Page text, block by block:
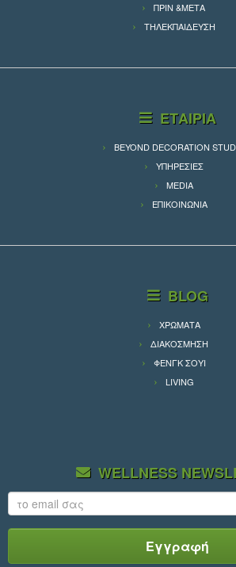
ΠΡΙΝ &ΜΕΤΑ
ΤΗΛΕΚΠΑΙΔΕΥΣΗ
ΕΤΑΙΡΙΑ
BEYOND DECORATION
ΥΠΗΡΕΣΙΕΣ
MEDIA
ΕΠΙΚΟΙΝΩΝΙΑ
BLOG
ΧΡΩΜΑΤΑ
ΔΙΑΚΟΣΜΗΣΗ
ΦΕΝΓΚ ΣΟΥΙ
LIVING
WELLNESS